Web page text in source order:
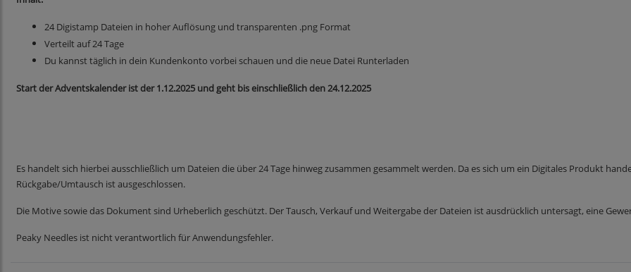
24 Digistamp Dateien in hoher Auflösung und transparenten .png Format
Verteilt auf 24 Tage
Du kannst täglich in dein Kundenkonto vorbei schauen und die neue Datei Runterladen
Start der Adventskalender ist der 1.12.2025 und geht bis einschließlich den 24.12.2025
Es handelt sich hierbei ausschließlich um Dateien die über 24 Tage hinweg zusammen gesammelt werden. Da es sich um ein Digitales Produkt
Rückgabe/Umtausch ist ausgeschlossen.
Die Motive sowie das Dokument sind Urheberlich geschützt. Der Tausch, Verkauf und Weitergabe der Dateien ist ausdrücklich untersagt, eine
Peaky Needles ist nicht verantwortlich für Anwendungsfehler.